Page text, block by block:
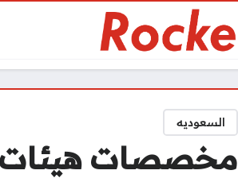
السعوديه
مخصصات هيئات